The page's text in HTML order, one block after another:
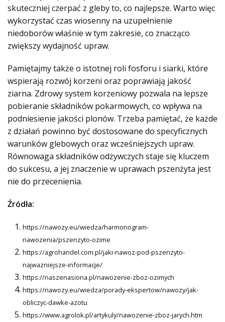
skuteczniej czerpać z gleby to, co najlepsze. Warto więc
wykorzystać czas wiosenny na uzupełnienie
niedoborów właśnie w tym zakresie, co znacząco
zwiększy wydajność upraw.
Pamiętajmy także o istotnej roli fosforu i siarki, które
wspierają rozwój korzeni oraz poprawiają jakość
ziarna. Zdrowy system korzeniowy pozwala na lepsze
pobieranie składników pokarmowych, co wpływa na
podniesienie jakości plonów. Trzeba pamiętać, że każde
z działań powinno być dostosowane do specyficznych
warunków glebowych oraz wcześniejszych upraw.
Równowaga składników odżywczych staje się kluczem
do sukcesu, a jej znaczenie w uprawach pszenżyta jest
nie do przecenienia.
Źródła:
https://nawozy.eu/wiedza/harmonogram-
nawozenia/pszenzyto-ozime
https://agrohandel.com.pl/jaki-nawoz-pod-pszenzyto-
najwazniejsze-informacje/
https://naszenasiona.pl/nawozenie-zboz-ozimych
https://nawozy.eu/wiedza/porady-ekspertow/nawozy/jak-
obliczyc-dawke-azotu
https://www.agrolok.pl/artykuly/nawozenie-zboz-jarych.htm